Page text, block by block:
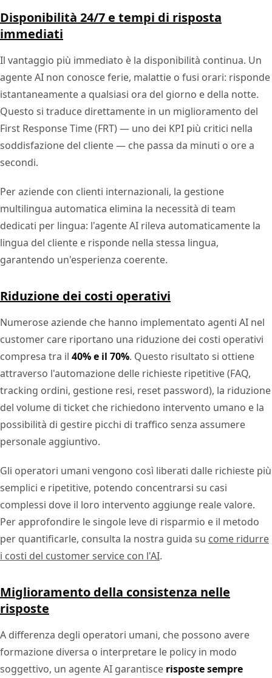
Disponibilità 24/7 e tempi di risposta
immediati
Il vantaggio più immediato è la disponibilità continua. Un
agente AI non conosce ferie, malattie o fusi orari: risponde
istantaneamente a qualsiasi ora del giorno e della notte.
Questo si traduce direttamente in un miglioramento del
First Response Time (FRT) — uno dei KPI più critici nella
soddisfazione del cliente — che passa da minuti o ore a
secondi.
Per aziende con clienti internazionali, la gestione
multilingua automatica elimina la necessità di team
dedicati per lingua: l'agente AI rileva automaticamente la
lingua del cliente e risponde nella stessa lingua,
garantendo un'esperienza coerente.
Riduzione dei costi operativi
Numerose aziende che hanno implementato agenti AI nel
customer care riportano una riduzione dei costi operativi
compresa tra il 40% e il 70%. Questo risultato si ottiene
attraverso l'automazione delle richieste ripetitive (FAQ,
tracking ordini, gestione resi, reset password), la riduzione
del volume di ticket che richiedono intervento umano e la
possibilità di gestire picchi di traffico senza assumere
personale aggiuntivo.
Gli operatori umani vengono così liberati dalle richieste più
semplici e ripetitive, potendo concentrarsi su casi
complessi dove il loro intervento aggiunge reale valore.
Per approfondire le singole leve di risparmio e il metodo
per quantificarle, consulta la nostra guida su come ridurre
i costi del customer service con l'AI.
Miglioramento della consistenza nelle
risposte
A differenza degli operatori umani, che possono avere
formazione diversa o interpretare le policy in modo
soggettivo, un agente AI garantisce risposte sempre